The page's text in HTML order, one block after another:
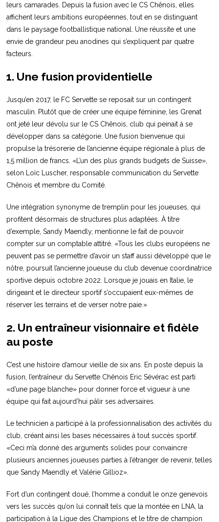
leurs camarades. Depuis la fusion avec le CS Chênois, elles
affichent leurs ambitions européennes, tout en se distinguant
dans le paysage footballistique national. Une réussite et une
envie de grandeur peu anodines qui s’expliquent par quatre
facteurs.
1. Une fusion providentielle
Jusqu’en 2017, le FC Servette se reposait sur un contingent
masculin. Plutôt que de créer une équipe féminine, les Grenat
ont jeté leur dévolu sur le CS Chênois, club qui peinait à se
développer dans sa catégorie. Une fusion bienvenue qui
propulse la trésorerie de l’ancienne équipe régionale à plus de
1,5 million de francs. «L’un des plus grands budgets de Suisse»,
selon Loïc Luscher, responsable communication du Servette
Chênois et membre du Comité.
Une intégration synonyme de tremplin pour les joueuses, qui
profitent désormais de structures plus adaptées. À titre
d’exemple, Sandy Maendly, mentionne le fait de pouvoir
compter sur un comptable attitré. «Tous les clubs européens ne
peuvent pas se permettre d’avoir un staff aussi développé que le
nôtre, poursuit l’ancienne joueuse du club devenue coordinatrice
sportive depuis octobre 2022. Lorsque je jouais en Italie, le
dirigeant et le directeur sportif s’occupaient eux-mêmes de
réserver les terrains et de verser notre paie.»
2. Un entraîneur visionnaire et fidèle
au poste
C’est une histoire d’amour vieille de six ans. En poste depuis la
fusion, l’entraîneur du Servette Chênois Eric Sévérac est parti
«d’une page blanche» pour donner force et vigueur à une
équipe qui fait aujourd’hui pâlir ses adversaires.
Le technicien a participé à la professionnalisation des activités du
club, créant ainsi les bases nécessaires à tout succès sportif.
«Ceci m’a donné des arguments solides pour convaincre
plusieurs anciennes joueuses parties à l’étranger de revenir, telles
que Sandy Maendly et Valérie Gillioz».
Fort d’un contingent doué, l’homme a conduit le onze genevois
vers les succès qu’on lui connaît tels que la montée en LNA, la
participation à la Ligue des Champions et le titre de champion